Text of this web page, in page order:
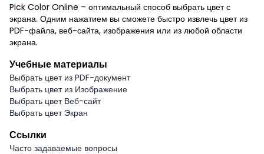
Pick Color Online – оптимальный способ выбрать цвет с
экрана. Одним нажатием вы сможете быстро извлечь цвет из
PDF-файла, веб-сайта, изображения или из любой области
экрана.
Учебные материалы
Выбрать цвет из PDF-документ
Выбрать цвет из Изображение
Выбрать цвет Веб-сайт
Выбрать цвет Экран
Ссылки
Часто задаваемые вопросы